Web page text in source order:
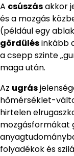
A csúszásakkor
és a mozgás
(például egy
gördülésinkább
a csepp szinte
maga után.
Az ugrás
hőmérséklet-
hirtelen
mozgásformákat
folyadékok és